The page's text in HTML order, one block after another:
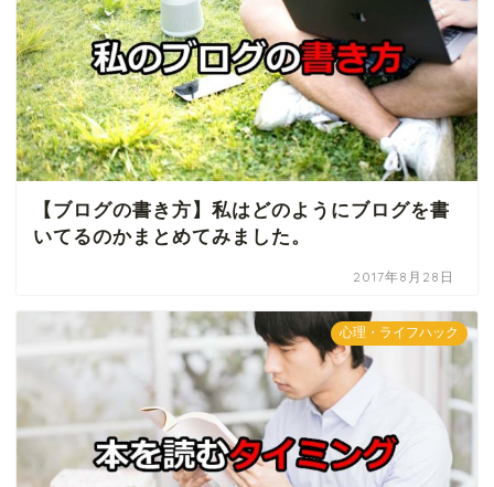
【ブログの書き方】私はどのようにブログを書
いてるのかまとめてみました。
2017年8月28日
心理・ライフハック